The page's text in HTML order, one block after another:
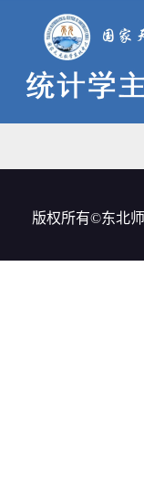
版权所有©东北